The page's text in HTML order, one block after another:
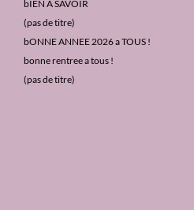
c
h
r
:
bIEN A SAVOIR
(pas de titre)
bONNE ANNEE 2026 a TOUS !
bonne rentree a tous !
(pas de titre)